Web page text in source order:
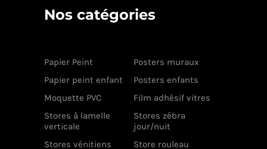
Nos catégories
Papier Peint
Posters muraux
Papier peint enfant
Posters enfants
Moquette PVC
Film adhésif vitres
Stores à lamelle
verticale
Stores zébra
jour/nuit
Stores vénitiens
Store rouleau